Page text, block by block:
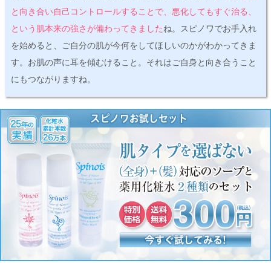
と向き合い自己コントロールすることで、悪化してもすぐ治る、
という肌本来の強さが備わってきましたね。スピノワでお手入れ
を始めると、ご自分の肌が今何をしてほしいのかがわかってきま
す。お肌の声に耳を傾むけること。それはご自身と向き合うこと
にもつながりますね。